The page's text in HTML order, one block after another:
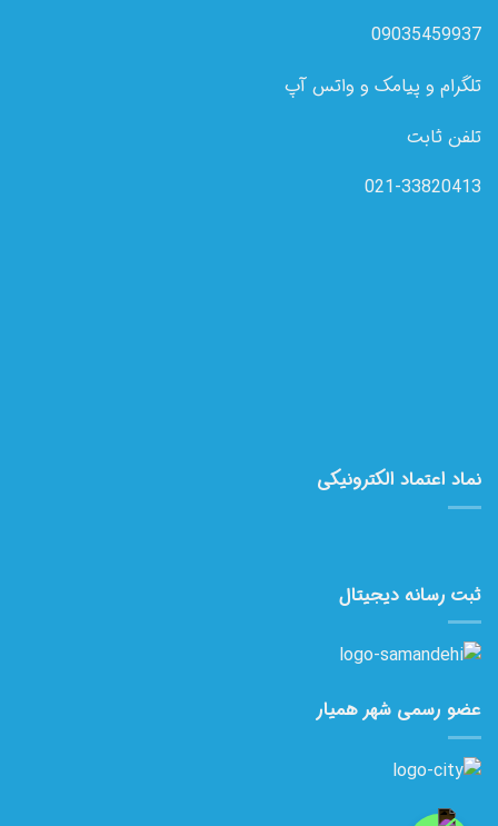
09035459937
تلگرام و پیامک و واتس آپ
تلفن ثابت
021-33820413
نماد اعتماد الکترونیکی
ثبت رسانه دیجیتال
عضو رسمی شهر همیار